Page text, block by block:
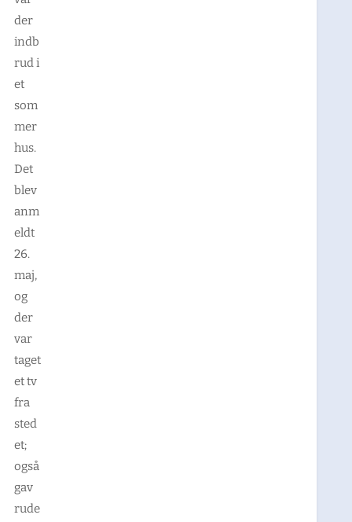
der
indb
rud i
et
som
mer
hus.
Det
blev
anm
eldt
26.
maj,
og
der
var
taget
et tv
fra
sted
et;
også
gav
rude